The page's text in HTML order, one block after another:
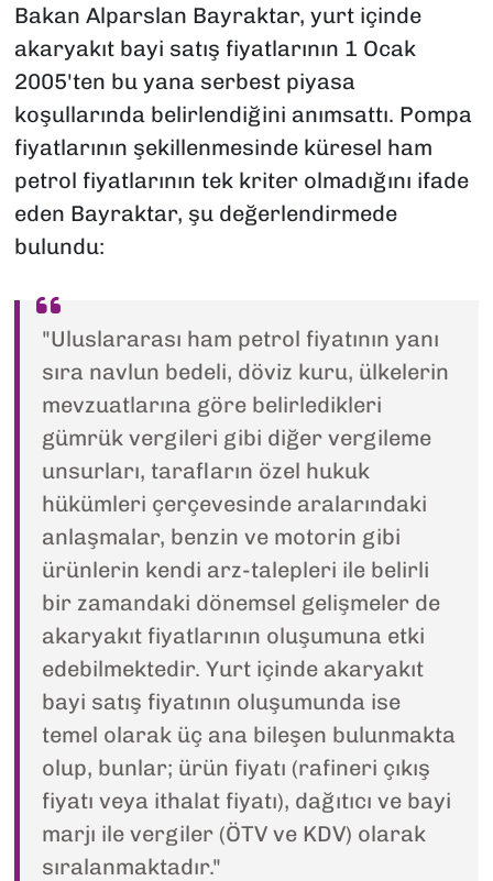
Bakan Alparslan Bayraktar, yurt içinde
akaryakıt bayi satış fiyatlarının 1 Ocak
2005'ten bu yana serbest piyasa
koşullarında belirlendiğini anımsattı. Pompa
fiyatlarının şekillenmesinde küresel ham
petrol fiyatlarının tek kriter olmadığını ifade
eden Bayraktar, şu değerlendirmede
bulundu:
"Uluslararası ham petrol fiyatının yanı
sıra navlun bedeli, döviz kuru, ülkelerin
mevzuatlarına göre belirledikleri
gümrük vergileri gibi diğer vergileme
unsurları, tarafların özel hukuk
hükümleri çerçevesinde aralarındaki
anlaşmalar, benzin ve motorin gibi
ürünlerin kendi arz-talepleri ile belirli
bir zamandaki dönemsel gelişmeler de
akaryakıt fiyatlarının oluşumuna etki
edebilmektedir. Yurt içinde akaryakıt
bayi satış fiyatının oluşumunda ise
temel olarak üç ana bileşen bulunmakta
olup, bunlar; ürün fiyatı (rafineri çıkış
fiyatı veya ithalat fiyatı), dağıtıcı ve bayi
marjı ile vergiler (ÖTV ve KDV) olarak
sıralanmaktadır."